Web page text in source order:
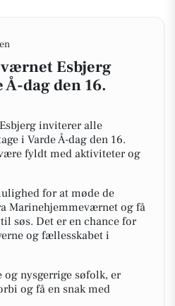
Esbjerg
dag den 16.
inviterer alle
i Varde Å-dag den 16.
fyldt med aktiviteter og
for at møde de
Marinehjemmeværnet og få
søs. Det er en chance for
og fællesskabet i
nysgerrige søfolk, er
og få en snak med